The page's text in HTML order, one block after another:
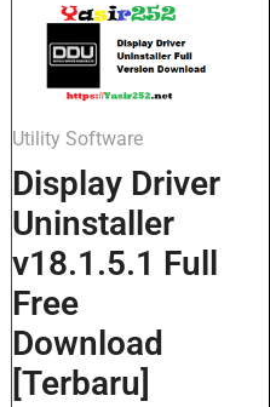
Utility Software
Display Driver
Uninstaller
v18.1.5.1 Full
Free
Download
[Terbaru]